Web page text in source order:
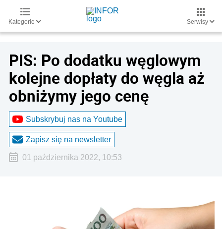
Kategorie Serwisy
PIS: Po dodatku węglowym
kolejne dopłaty do węgla aż
obniżymy jego cenę
Subskrybuj nas na Youtube
Zapisz się na newsletter
01 października 2022, 10:53